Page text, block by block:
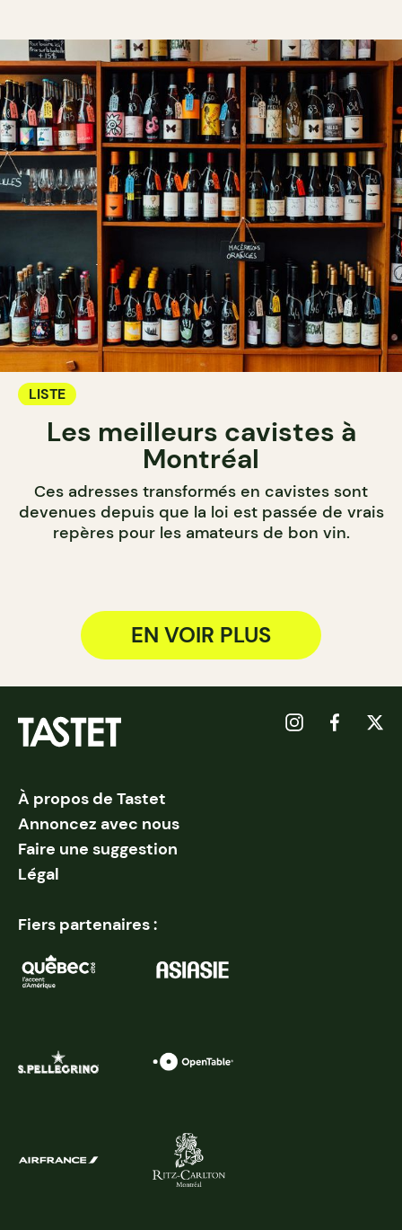
LISTE
Les meilleurs cavistes à
Montréal
Ces adresses transformés en cavistes sont
devenues depuis que la loi est passée de vrais
repères pour les amateurs de bon vin.
EN VOIR PLUS
À propos de Tastet
Annoncez avec nous
Faire une suggestion
Légal
Fiers partenaires :